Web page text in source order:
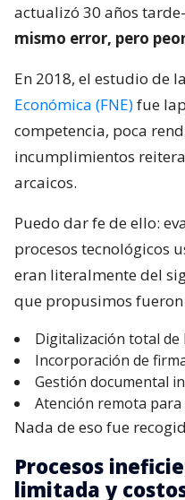
actualizó 30 años
mismo error, pero
En 2018, el estudio de la
Económica (FNE)fue
competencia, poca
incumplimientos
arcaicos.
Puedo dar fe de ello:
procesos tecnológicos
eran literalmente del
que propusimos fueron
Digitalización total de
Incorporación de
Gestión documental
Atención remota
Nada de eso fue
Procesos
limitada y